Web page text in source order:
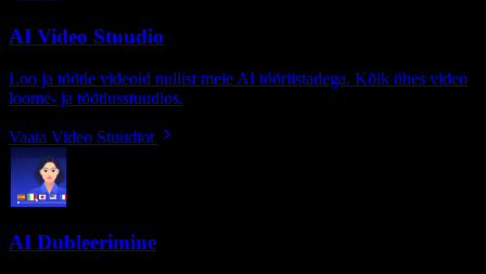
AI Video Stuudio
Loo ja töötle videoid nullist meie AI tööriistadega. Kõik ühes video
loome- ja töötlusstuudios.
Vaata Video Stuudiot
AI Dubleerimine